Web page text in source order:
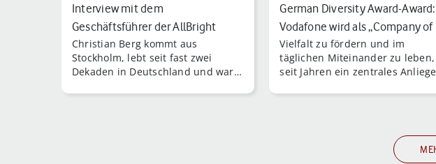
Interview mit dem
Geschäftsführer der AllBright
Stiftung Christia…
Christian Berg kommt aus
Stockholm, lebt seit fast zwei
Dekaden in Deutschland und war
German Diversity Award-Award:
Vodafone wird als „Company of
the Y…
Vielfalt zu fördern und im
täglichen Miteinander zu
seit Jahren ein zentrales